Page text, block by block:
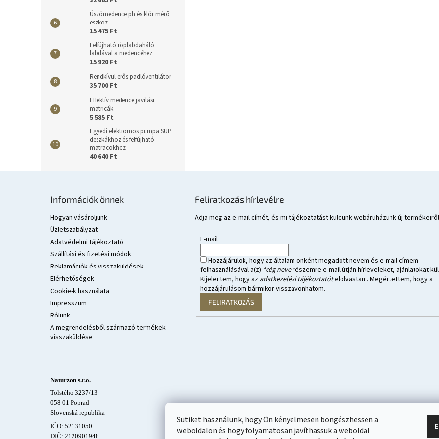
Sütiket használunk, hogy Ön kényelmesen böngészhessen a
weboldalon és hogy folyamatosan javíthassuk a weboldal
Úszómedence ph és klór mérő
eszköz
15 475 Ft
Felfújható röplabdaháló
labdával a medencéhez
15 920 Ft
Rendkívül erős padlóventilátor
35 700 Ft
Effektív medence javítási
matricák
5 585 Ft
Egyedi elektromos pumpa SUP
deszkákhoz és felfújható
matracokhoz
40 640 Ft
Információk önnek
Hogyan vásároljunk
Üzletszabályzat
Adatvédelmi tájékoztató
Szállítási és fizetési módok
Reklamációk és visszaküldések
Elérhetőségek
Cookie-k használata
Impresszum
Rólunk
A megrendelésből származó termékek
visszaküldése
Feliratkozás hírlevélre
Adja meg az e-mail címét, és mi tájékoztatást küldünk webáruházunk új
E-mail
Hozzájárulok, hogy az általam önként megadott nevem és e-mail címem
felhasználásával a(z) *cég neverészemre e-mail útján hírleveleket, ajánlatokat
Kijelentem, hogy az adatkezelési tájékoztatótelolvastam. Megértettem, hogy a
hozzájárulásom bármikor visszavonhatom.
FELIRATKOZÁS
Naturzon s.r.o.
Tolstého 3237/13
058 01 Poprad
Slovenská republika
IČO: 52131050
DIČ: 2120901948